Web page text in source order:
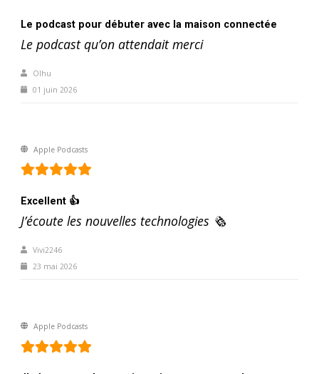
Le podcast pour débuter avec la maison connectée
Le podcast qu’on attendait merci
Olhu
01 juin 2026
Apple Podcasts
Excellent 👍
J’écoute les nouvelles technologies 🗞️
Vivi2246
23 mai 2026
Apple Podcasts